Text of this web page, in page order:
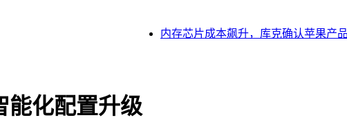
内存芯片成本飙升，库克确认苹果产品
能化配置升级